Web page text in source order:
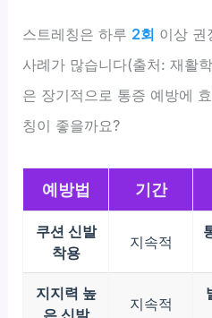
스트레칭은 하루 2회 이상 권
사례가 많습니다(출처: 재활
은 장기적으로 통증 예방에
칭이 좋을까요?
예방법 기간
쿠션 신발
착용
지속적
지지력 높
은 신발
지속적